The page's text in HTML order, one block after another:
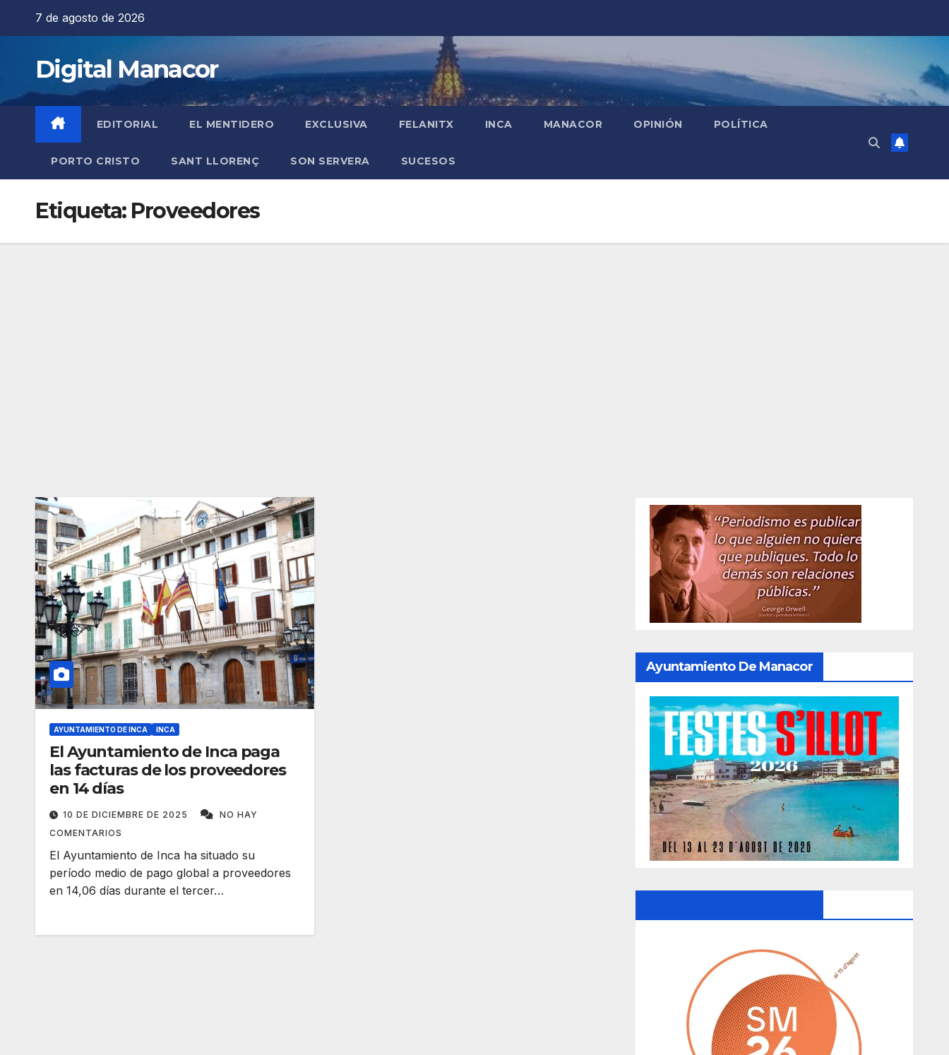
7 de agosto de 2026
Digital Manacor
EDITORIAL EL MENTIDERO EXCLUSIVA FELANITX INCA MANACOR OPINIÓN POLÍTICA
PORTO CRISTO SANT LLORENÇ SON SERVERA SUCESOS
Etiqueta: Proveedores
AYUNTAMIENTO DE INCA INCA
El Ayuntamiento de Inca paga
las facturas de los proveedores
en 14 días
10 DE DICIEMBRE DE 2025
NO HAY
COMENTARIOS
El Ayuntamiento de Inca ha situado su
período medio de pago global a proveedores
en 14,06 días durante el tercer…
Ayuntamiento De Manacor